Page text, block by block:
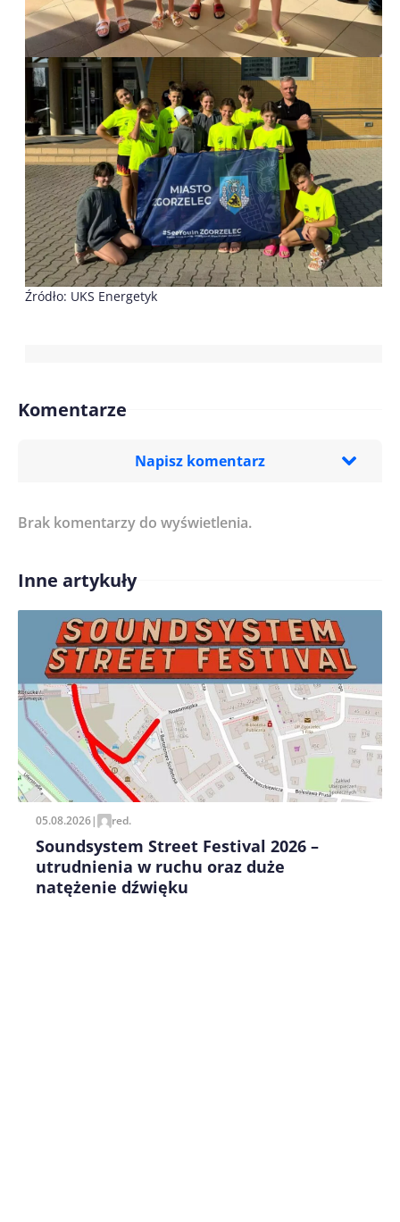
Źródło: UKS Energetyk
Komentarze
Napisz komentarz
Treść komentarza*
Imię/ Nick*
Zapamiętaj moje dane w tej przeglądarce podczas
pisania kolejnych komentarzy.
Brak komentarzy do wyświetlenia.
Inne artykuły
05.08.2026| red.
Soundsystem Street Festival 2026 –
utrudnienia w ruchu oraz duże
natężenie dźwięku